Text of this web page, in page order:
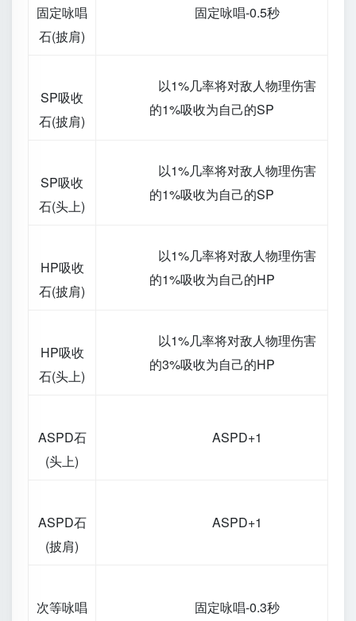
固定咏唱
石(披肩)
固定咏唱-0.5秒
SP吸收
石(披肩)
以1%几率将对敌人物理伤害
的1%吸收为自己的SP
SP吸收
石(头上)
以1%几率将对敌人物理伤害
的1%吸收为自己的SP
HP吸收
石(披肩)
以1%几率将对敌人物理伤害
的1%吸收为自己的HP
HP吸收
石(头上)
以1%几率将对敌人物理伤害
的3%吸收为自己的HP
ASPD石
(头上)
ASPD+1
ASPD石
(披肩)
ASPD+1
次等咏唱 固定咏唱-0.3秒